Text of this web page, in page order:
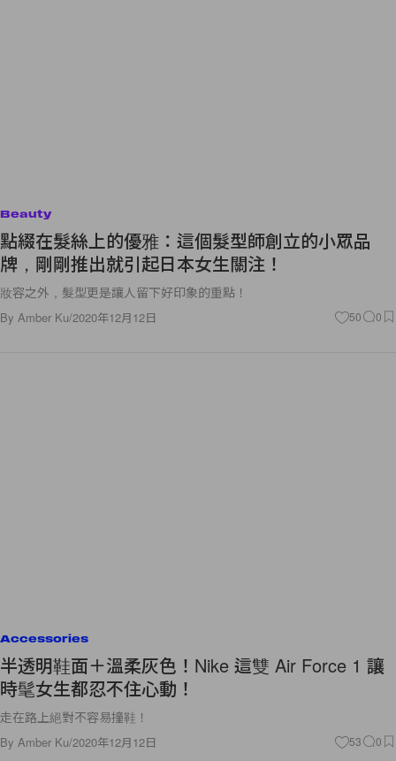
Beauty
點綴在髮絲上的優雅：這個髮型師創立的小眾品
牌，剛剛推出就引起日本女生關注！
妝容之外，髮型更是讓人留下好印象的重點！
By Amber Ku/2020年12月12日 50 0
Accessories
半透明鞋面＋溫柔灰色！Nike 這雙 Air Force 1 讓
時髦女生都忍不住心動！
走在路上絕對不容易撞鞋！
By Amber Ku/2020年12月12日 53 0